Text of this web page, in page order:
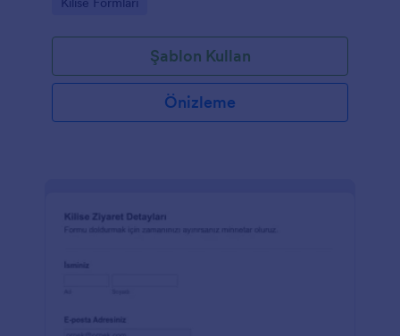
Şablon Kullan
Önizleme